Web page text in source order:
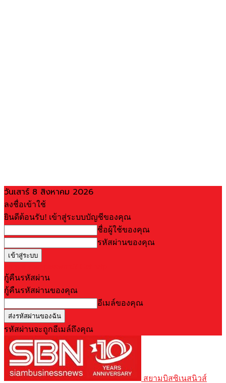
วันเสาร์ 8 สิงหาคม 2026
ลงชื่อเข้าใช้
ยินดีต้อนรับ! เข้าสู่ระบบบัญชีของคุณ
ชื่อผู้ใช้ของคุณ
รหัสผ่านของคุณ
กู้คืนรหัสผ่าน
กู้คืนรหัสผ่านของคุณ
อีเมล์ของคุณ
รหัสผ่านจะถูกอีเมล์ถึงคุณ
สยามบิสซิเนสนิวส์